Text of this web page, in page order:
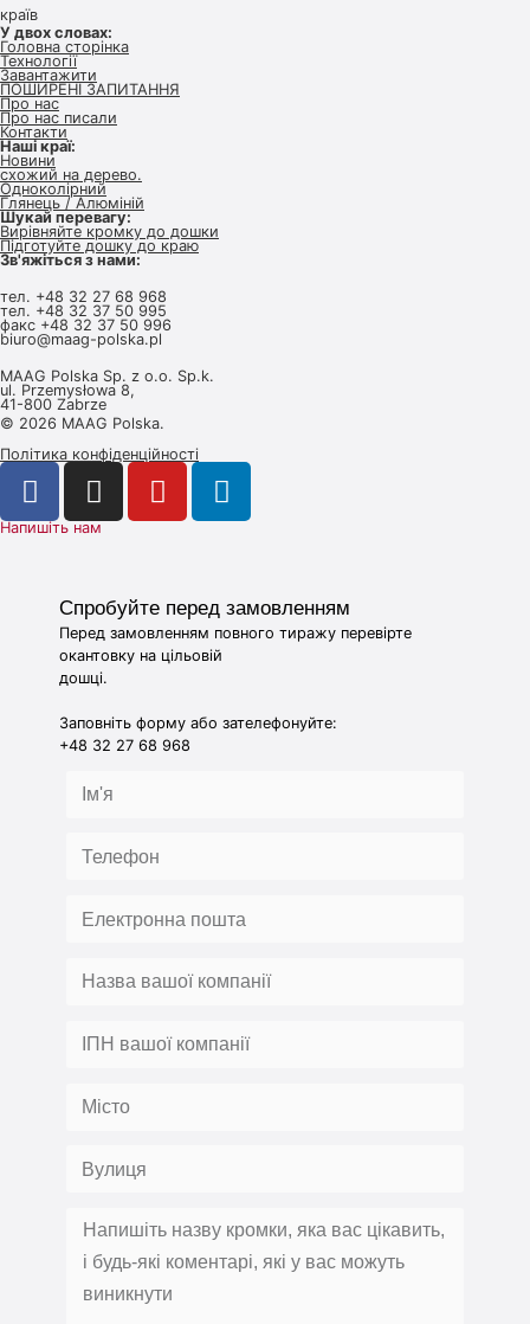
країв
У двох словах:
Головна сторінка
Технології
Завантажити
ПОШИРЕНІ ЗАПИТАННЯ
Про нас
Про нас писали
Контакти
Наші краї:
Новини
схожий на дерево.
Одноколірний
Глянець / Алюміній
Шукай перевагу:
Вирівняйте кромку до дошки
Підготуйте дошку до краю
Зв'яжіться з нами:
тел. +48 32 27 68 968
тел. +48 32 37 50 995
факс +48 32 37 50 996
biuro@maag-polska.pl
MAAG Polska Sp. z o.o. Sp.k.
ul. Przemysłowa 8,
41-800 Zabrze
© 2026 MAAG Polska.
Політика конфіденційності
Напишіть нам
Спробуйте перед замовленням
Перед замовленням повного тиражу перевірте
окантовку на цільовій
дошці.
Заповніть форму або зателефонуйте:
+48 32 27 68 968